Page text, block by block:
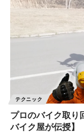
テクニック
プロのバイク取り
バイク屋が伝授】